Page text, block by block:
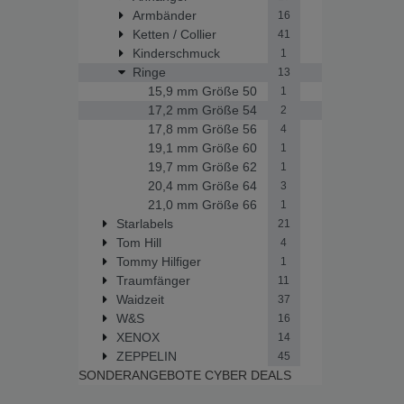
Armbänder 16
Ketten / Collier 41
Kinderschmuck 1
Ringe 13
15,9 mm Größe 50 1
17,2 mm Größe 54 2
17,8 mm Größe 56 4
19,1 mm Größe 60 1
19,7 mm Größe 62 1
20,4 mm Größe 64 3
21,0 mm Größe 66 1
Starlabels 21
Tom Hill 4
Tommy Hilfiger 1
Traumfänger 11
Waidzeit 37
W&S 16
XENOX 14
ZEPPELIN 45
SONDERANGEBOTE CYBER DEALS